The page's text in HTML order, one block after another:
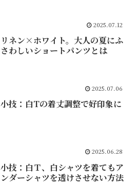
2025.07.12
リネン×ホワイト。大人の夏にふ
さわしいショートパンツとは
2025.07.06
小技：白Tの着丈調整で好印象に
2025.06.28
小技：白Ｔ、白シャツを着てもア
ンダーシャツを透けさせない方法